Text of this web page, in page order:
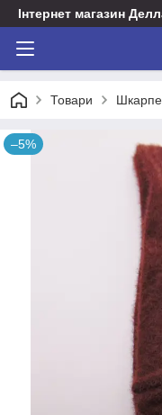
Інтернет магазин
Товари
–5%